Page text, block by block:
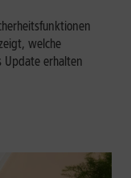
welche
Update erhalten